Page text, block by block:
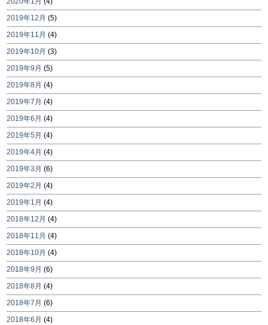
2019年12月 (5)
2019年11月 (4)
2019年10月 (3)
2019年9月 (5)
2019年8月 (4)
2019年7月 (4)
2019年6月 (4)
2019年5月 (4)
2019年4月 (4)
2019年3月 (6)
2019年2月 (4)
2019年1月 (4)
2018年12月 (4)
2018年11月 (4)
2018年10月 (4)
2018年9月 (6)
2018年8月 (4)
2018年7月 (6)
2018年6月 (4)